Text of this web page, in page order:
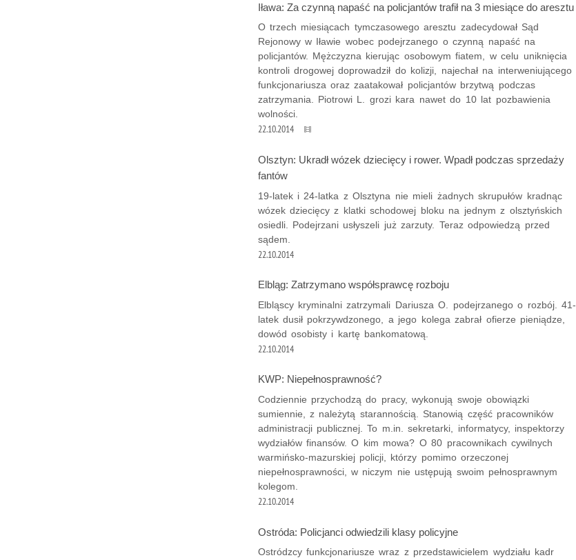
Iława: Za czynną napaść na policjantów trafił na 3 miesiące do aresztu
O trzech miesiącach tymczasowego aresztu zadecydował Sąd
Rejonowy w Iławie wobec podejrzanego o czynną napaść na
policjantów. Mężczyzna kierując osobowym fiatem, w celu uniknięcia
kontroli drogowej doprowadził do kolizji, najechał na interweniującego
funkcjonariusza oraz zaatakował policjantów brzytwą podczas
zatrzymania. Piotrowi L. grozi kara nawet do 10 lat pozbawienia
wolności.
22.10.2014
Olsztyn: Ukradł wózek dziecięcy i rower. Wpadł podczas sprzedaży
fantów
19-latek i 24-latka z Olsztyna nie mieli żadnych skrupułów kradnąc
wózek dziecięcy z klatki schodowej bloku na jednym z olsztyńskich
osiedli. Podejrzani usłyszeli już zarzuty. Teraz odpowiedzą przed
sądem.
22.10.2014
Elbląg: Zatrzymano współsprawcę rozboju
Elbląscy kryminalni zatrzymali Dariusza O. podejrzanego o rozbój. 41-
latek dusił pokrzywdzonego, a jego kolega zabrał ofierze pieniądze,
dowód osobisty i kartę bankomatową.
22.10.2014
KWP: Niepełnosprawność?
Codziennie przychodzą do pracy, wykonują swoje obowiązki
sumiennie, z należytą starannością. Stanowią część pracowników
administracji publicznej. To m.in. sekretarki, informatycy, inspektorzy
wydziałów finansów. O kim mowa? O 80 pracownikach cywilnych
warmińsko-mazurskiej policji, którzy pomimo orzeczonej
niepełnosprawności, w niczym nie ustępują swoim pełnosprawnym
kolegom.
22.10.2014
Ostróda: Policjanci odwiedzili klasy policyjne
Ostródzcy funkcjonariusze wraz z przedstawicielem wydziału kadr